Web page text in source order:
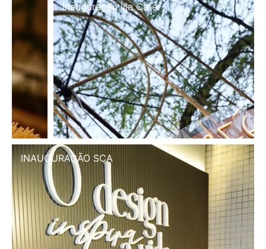
Inauguração Illa Café
INAUGURAÇÃO SCA